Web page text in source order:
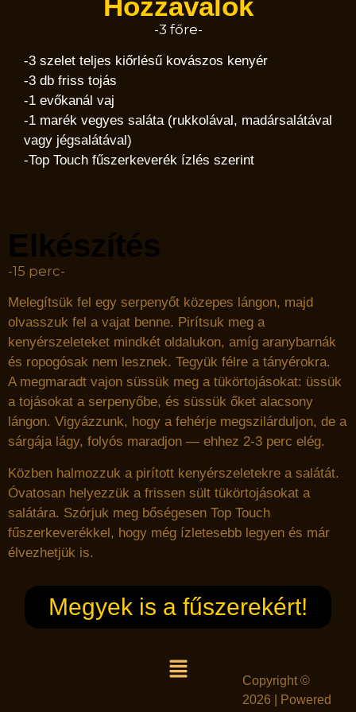
-3 főre-
-3 szelet teljes kiőrlésű kovászos kenyér
-3 db friss tojás
-1 evőkanál vaj
-1 marék vegyes saláta (rukkolával, madársalátával
vagy jégsalátával)
-Top Touch fűszerkeverék ízlés szerint
Elkészítés
-15 perc-
Melegítsük fel egy serpenyőt közepes lángon, majd
olvasszuk fel a vajat benne. Pirítsuk meg a
kenyérszeleteket mindkét oldalukon, amíg aranybarnák
és ropogósak nem lesznek. Tegyük félre a tányérokra.
A megmaradt vajon süssük meg a tükörtojásokat: üssük
a tojásokat a serpenyőbe, és süssük őket alacsony
lángon. Vigyázzunk, hogy a fehérje megszilárduljon, de a
sárgája lágy, folyós maradjon — ehhez 2-3 perc elég.
Közben halmozzuk a pirított kenyérszeletekre a salátát.
Óvatosan helyezzük a frissen sült tükörtojásokat a
salátára. Szórjuk meg bőségesen Top Touch
fűszerkeverékkel, hogy még ízletesebb legyen és már
élvezhetjük is.
Megyek is a fűszerekért!
Copyright ©
2026 | Powered